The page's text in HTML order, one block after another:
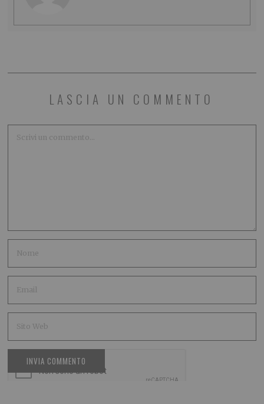
LASCIA UN COMMENTO